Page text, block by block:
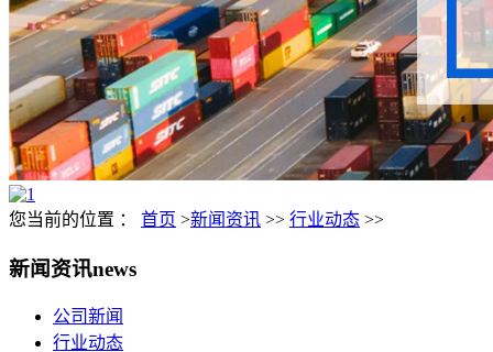
您当前的位置 ： 首页 >新闻资讯 >> 行业动态 >>
新闻资讯news
公司新闻
行业动态